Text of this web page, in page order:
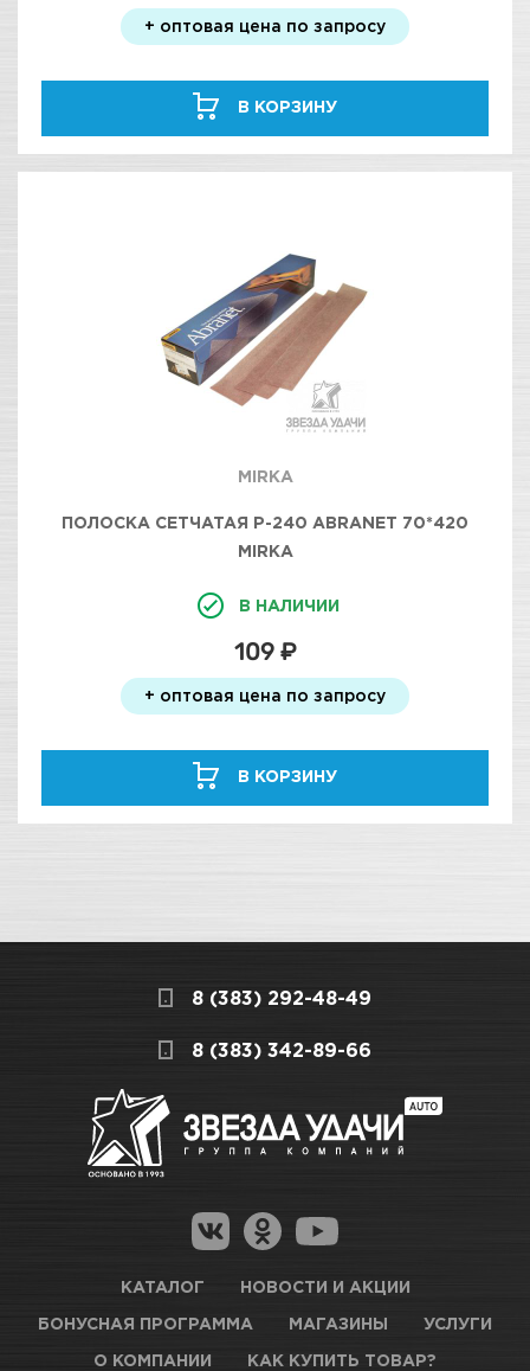
+ оптовая цена по запросу
В КОРЗИНУ
MIRKA
ПОЛОСКА СЕТЧАТАЯ Р-240 ABRANET 70*420
MIRKA
В НАЛИЧИИ
109 ₽
+ оптовая цена по запросу
В КОРЗИНУ
8 (383) 292-48-49
8 (383) 342-89-66
КАТАЛОГ НОВОСТИ И АКЦИИ
БОНУСНАЯ ПРОГРАММА МАГАЗИНЫ УСЛУГИ
О КОМПАНИИ КАК КУПИТЬ ТОВАР?